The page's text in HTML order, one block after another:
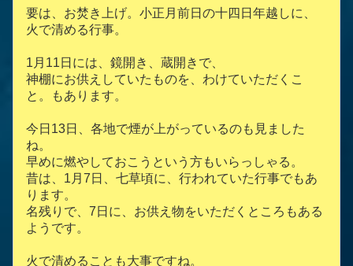
要は、お焚き上げ。小正月前日の十四日年越しに、
火で清める行事。
1月11日には、鏡開き、蔵開きで、
神棚にお供えしていたものを、わけていただくこ
と。もあります。
今日13日、各地で煙が上がっているのも見ました
ね。
早めに燃やしておこうという方もいらっしゃる。
昔は、1月7日、七草頃に、行われていた行事でもあ
ります。
名残りで、7日に、お供え物をいただくところもある
ようです。
火で清めることも大事ですね。